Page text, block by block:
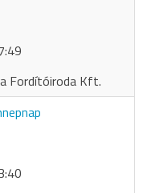
Fordítóiroda Kft.